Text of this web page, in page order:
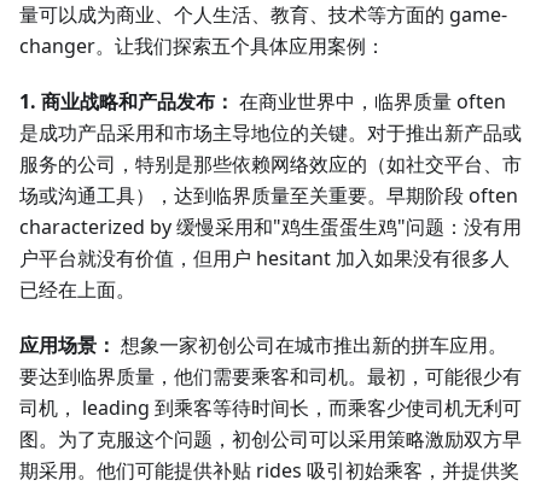
量可以成为商业、个人生活、教育、技术等方面的 game-
changer。让我们探索五个具体应用案例：
1. 商业战略和产品发布： 在商业世界中，临界质量 often
是成功产品采用和市场主导地位的关键。对于推出新产品或
服务的公司，特别是那些依赖网络效应的（如社交平台、市
场或沟通工具），达到临界质量至关重要。早期阶段 often
characterized by 缓慢采用和"鸡生蛋蛋生鸡"问题：没有用
户平台就没有价值，但用户 hesitant 加入如果没有很多人
已经在上面。
应用场景： 想象一家初创公司在城市推出新的拼车应用。
要达到临界质量，他们需要乘客和司机。最初，可能很少有
司机， leading 到乘客等待时间长，而乘客少使司机无利可
图。为了克服这个问题，初创公司可以采用策略激励双方早
期采用。他们可能提供补贴 rides 吸引初始乘客，并提供奖